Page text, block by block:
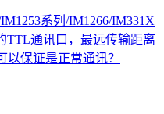
系列/IM1266/IM331X
TTL通讯口，最远传输距离
保证是正常通讯？